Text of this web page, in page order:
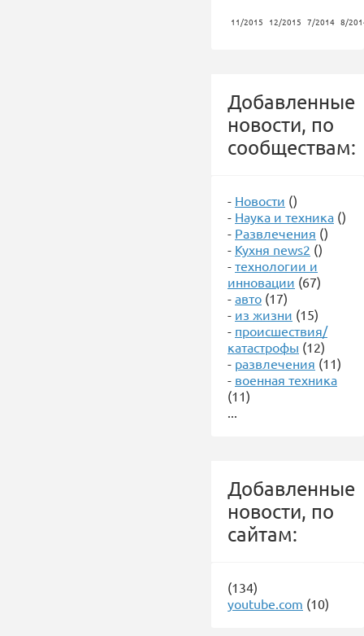
11/2015 12/2015 7/2014 8/
Добавленные
новости, по
сообществам:
- Новости ()
- Наука и техника ()
- Развлечения ()
- Кухня news2 ()
- технологии и
инновации (67)
- авто (17)
- из жизни (15)
- происшествия/
катастрофы (12)
- развлечения (11)
- военная техника
(11)
...
Добавленные
новости, по
сайтам:
(134)
youtube.com (10)